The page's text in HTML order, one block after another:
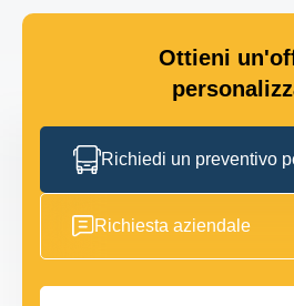
Ottieni
Richiedi un preventivo
Richiesta aziendale
Nome completo